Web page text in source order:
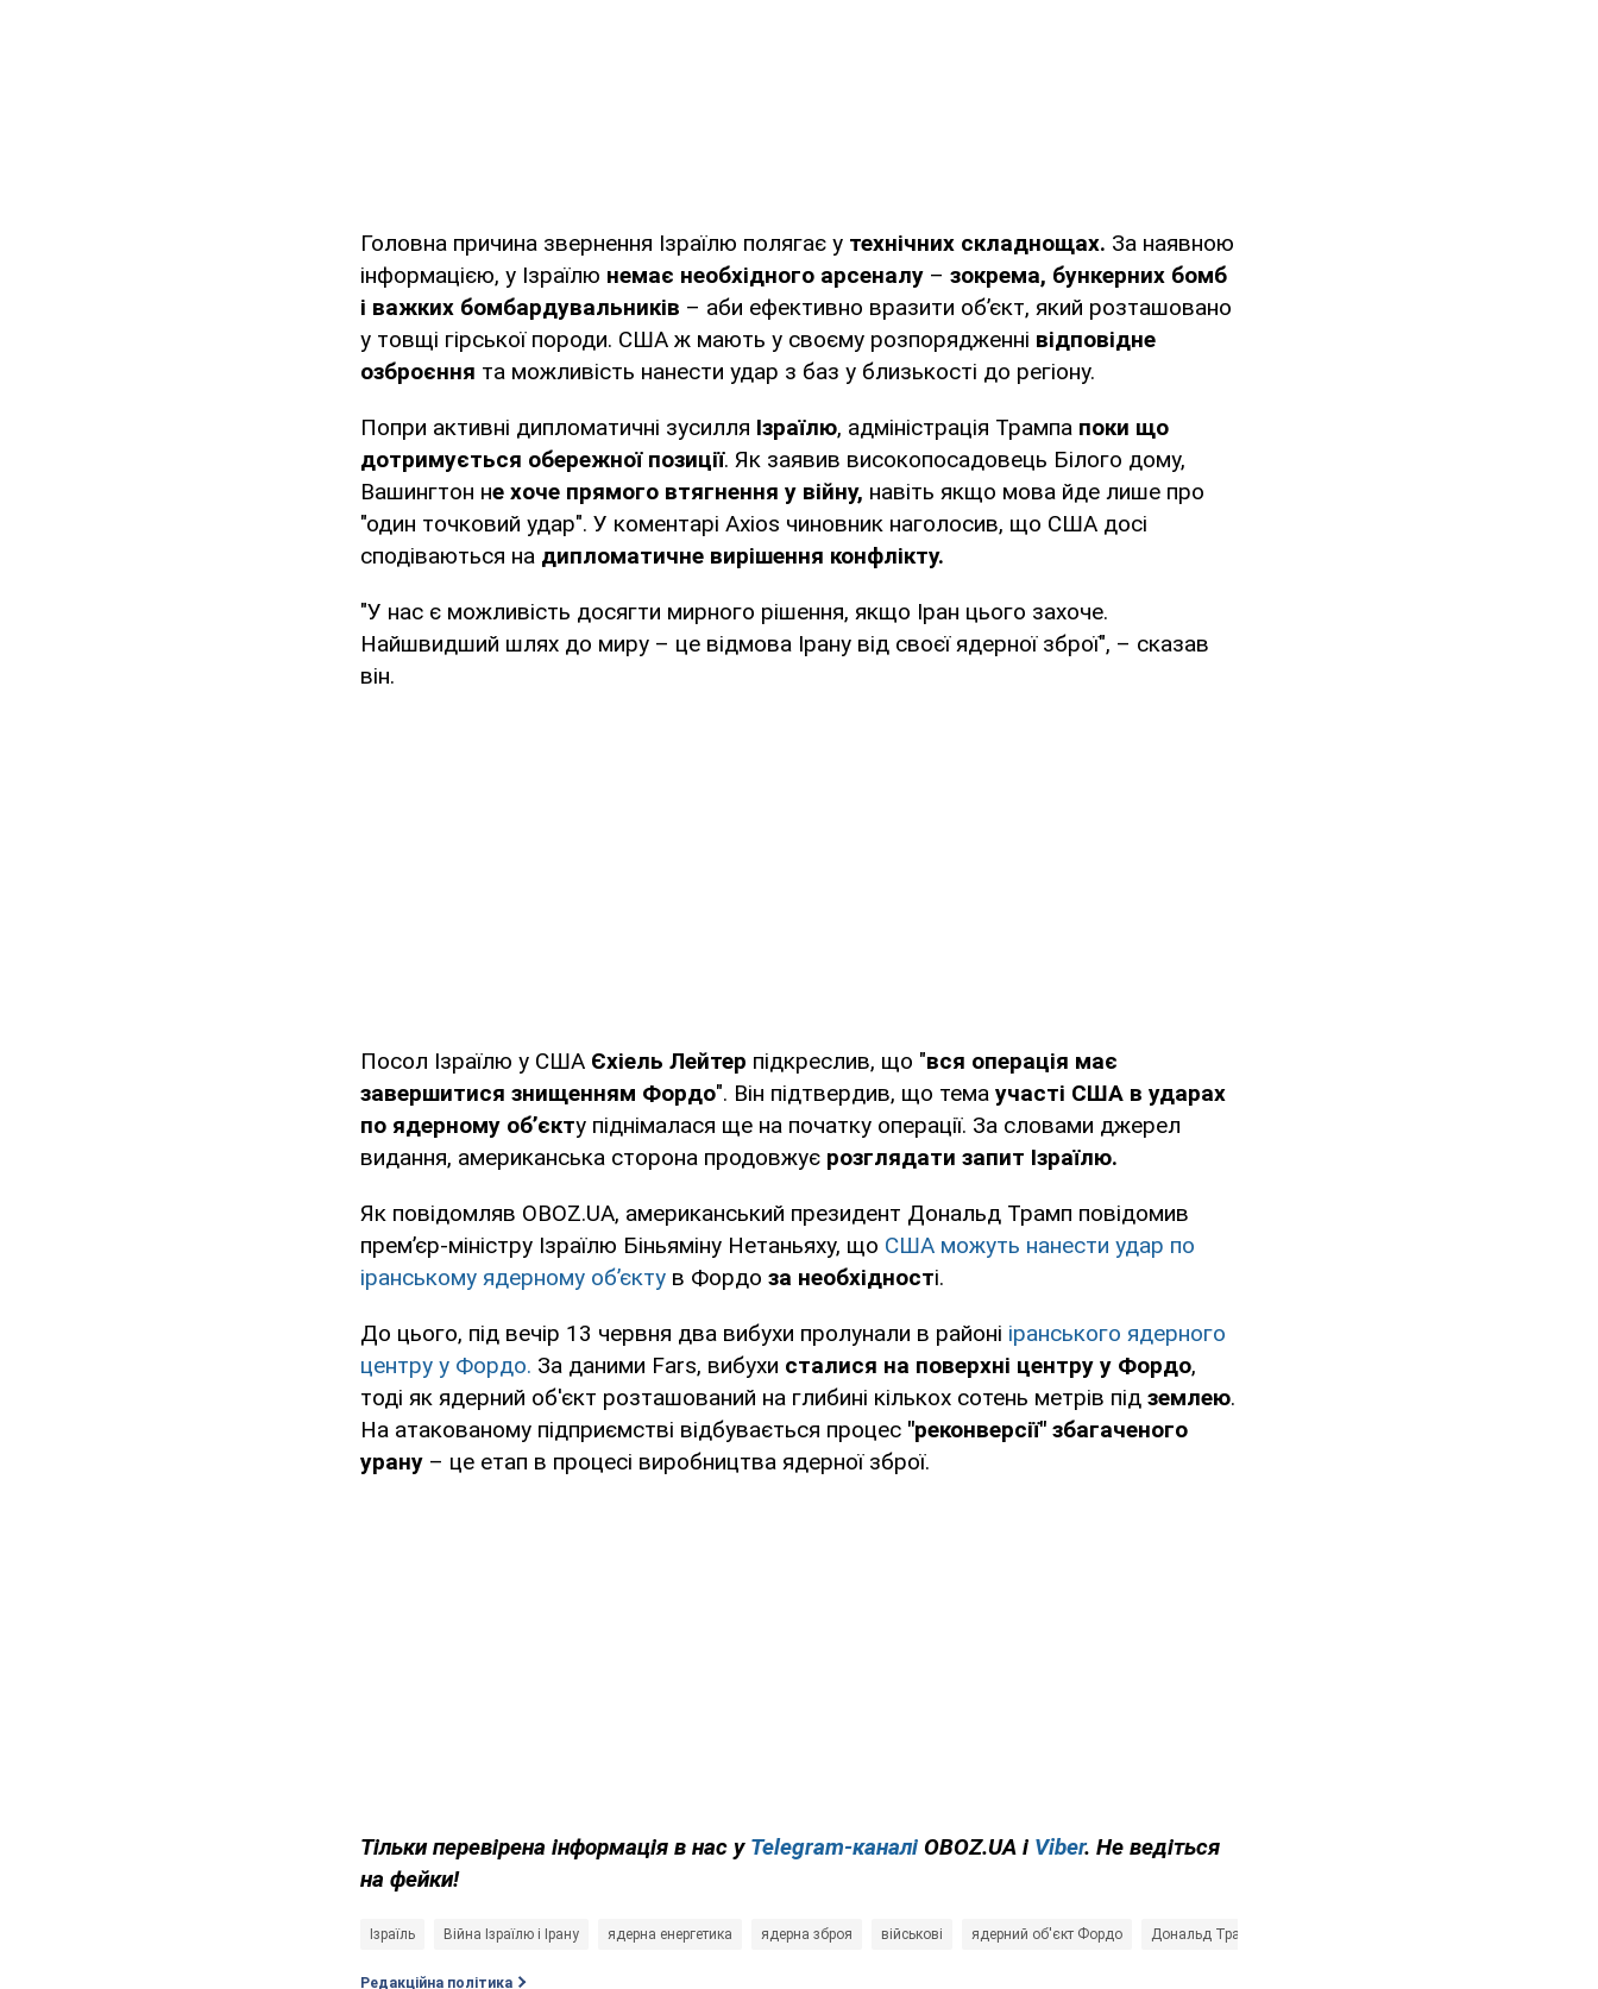
Головна причина звернення Ізраїлю полягає у технічних складнощах. За наявною
інформацією, у Ізраїлю немає необхідного арсеналу – зокрема, бункерних бомб
і важких бомбардувальників – аби ефективно вразити об’єкт, який розташовано
у товщі гірської породи. США ж мають у своєму розпорядженні відповідне
озброєння та можливість нанести удар з баз у близькості до регіону.
Попри активні дипломатичні зусилля Ізраїлю, адміністрація Трампа поки що
дотримується обережної позиції. Як заявив високопосадовець Білого дому,
Вашингтон не хоче прямого втягнення у війну, навіть якщо мова йде лише про
"один точковий удар". У коментарі Axios чиновник наголосив, що США досі
сподіваються на дипломатичне вирішення конфлікту.
"У нас є можливість досягти мирного рішення, якщо Іран цього захоче.
Найшвидший шлях до миру – це відмова Ірану від своєї ядерної зброї", – сказав
він.
Посол Ізраїлю у США Єхіель Лейтер підкреслив, що "вся операція має
завершитися знищенням Фордо". Він підтвердив, що тема участі США в ударах
по ядерному об’єкту піднімалася ще на початку операції. За словами джерел
видання, американська сторона продовжує розглядати запит Ізраїлю.
Як повідомляв OBOZ.UA, американський президент Дональд Трамп повідомив
прем’єр-міністру Ізраїлю Біньяміну Нетаньяху, що США можуть нанести удар по
іранському ядерному об’єкту в Фордо за необхідності.
До цього, під вечір 13 червня два вибухи пролунали в районі іранського ядерного
центру у Фордо. За даними Fars, вибухи сталися на поверхні центру у Фордо,
тоді як ядерний об'єкт розташований на глибині кількох сотень метрів під землею.
На атакованому підприємстві відбувається процес "реконверсії" збагаченого
урану – це етап в процесі виробництва ядерної зброї.
Тільки перевірена інформація в нас у Telegram-каналі OBOZ.UA і Viber. Не ведіться
на фейки!
Ізраїль Війна Ізраїлю і Ірану ядерна енергетика ядерна зброя військові ядерний об'єкт Фордо Дональд Трамп
Редакційна політика